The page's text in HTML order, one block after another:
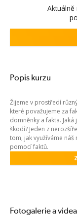
Aktuálně
Popis kurzu
Žijeme v prostředí
které považujeme za
domněnky a fakta.
škodí? Jeden z
tom, jak využíváme
pomocí faktů.
Fotogalerie a videa